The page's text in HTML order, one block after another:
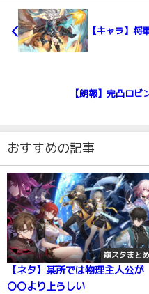
【キャラ】将
【朗報】完凸ロビ
おすすめの記事
崩スタまとめ
【ネタ】某所では物理主人公が
〇〇より上らしい